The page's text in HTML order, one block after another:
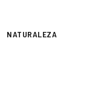
NATURALEZA